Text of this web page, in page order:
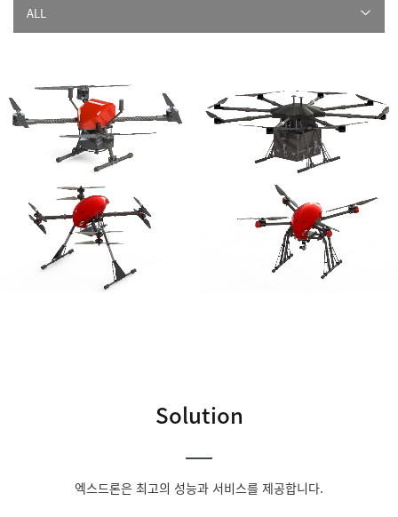
ALL
Solution
엑스드론은 최고의 성능과 서비스를 제공합니다.